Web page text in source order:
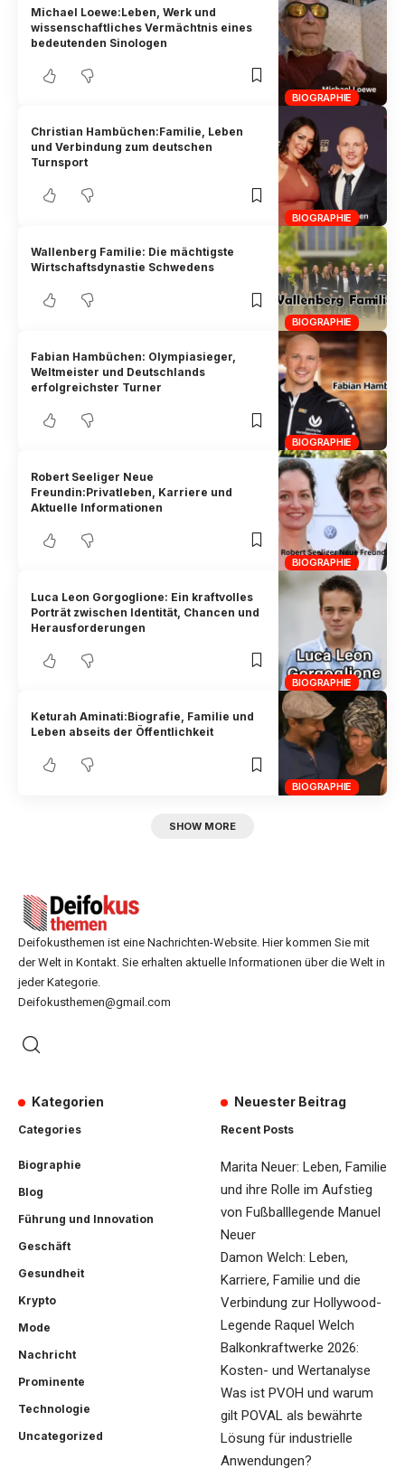
BIOGRAPHIE
Michael Loewe:Leben, Werk und
wissenschaftliches Vermächtnis eines
bedeutenden Sinologen
BIOGRAPHIE
Christian Hambüchen:Familie, Leben
und Verbindung zum deutschen
Turnsport
BIOGRAPHIE
Wallenberg Familie: Die mächtigste
Wirtschaftsdynastie Schwedens
BIOGRAPHIE
Fabian Hambüchen: Olympiasieger,
Weltmeister und Deutschlands
erfolgreichster Turner
BIOGRAPHIE
Robert Seeliger Neue
Freundin:Privatleben, Karriere und
Aktuelle Informationen
BIOGRAPHIE
Luca Leon Gorgoglione: Ein kraftvolles
Porträt zwischen Identität, Chancen und
Herausforderungen
BIOGRAPHIE
Keturah Aminati:Biografie, Familie und
Leben abseits der Öffentlichkeit
SHOW MORE
Deifokusthemen ist eine Nachrichten-Website. Hier kommen Sie mit
der Welt in Kontakt. Sie erhalten aktuelle Informationen über die Welt in
jeder Kategorie.
Deifokusthemen@gmail.com
Kategorien
Categories
Biographie
Blog
Führung und Innovation
Geschäft
Gesundheit
Krypto
Mode
Nachricht
Prominente
Technologie
Uncategorized
Neuester Beitrag
Recent Posts
Marita Neuer: Leben, Familie
und ihre Rolle im Aufstieg
von Fußballlegende Manuel
Neuer
Damon Welch: Leben,
Karriere, Familie und die
Verbindung zur Hollywood-
Legende Raquel Welch
Balkonkraftwerke 2026:
Kosten- und Wertanalyse
Was ist PVOH und warum
gilt POVAL als bewährte
Lösung für industrielle
Anwendungen?